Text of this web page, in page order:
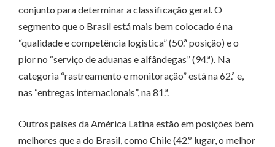
conjunto para determinar a classificação geral. O
segmento que o Brasil está mais bem colocado é na
“qualidade e competência logística” (50.ª posição) e o
pior no “serviço de aduanas e alfândegas” (94.ª). Na
categoria “rastreamento e monitoração” está na 62.ª e,
nas “entregas internacionais”, na 81.ª.
Outros países da América Latina estão em posições bem
melhores que a do Brasil, como Chile (42.º lugar, o melhor